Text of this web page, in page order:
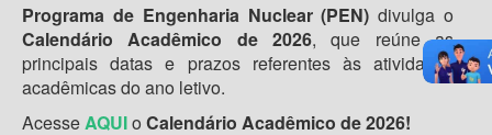
Programa de Engenharia Nuclear (PEN) divulga o
Calendário Acadêmico de 2026, que reúne as
principais datas e prazos referentes às atividades
acadêmicas do ano letivo.
AcesseAQUIo Calendário Acadêmico de 2026!